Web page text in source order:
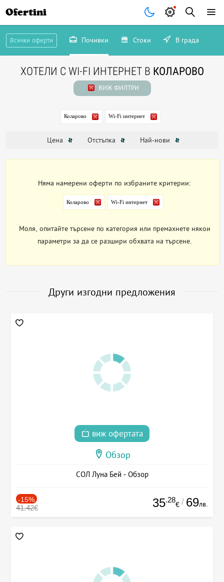
Ofertini
Всички оферти Почивки Стоки В града
ХОТЕЛИ С WI-FI ИНТЕРНЕТ В КОЛАРОВО
ВИЖ ФИЛТРИ
Коларово Wi-Fi интернет
Цена Отстъпка Най-нови
Няма намерени оферти по избраните критерии:
Коларово Wi-Fi интернет
Моля, опитайте търсене по категория или премахнете някои
параметри за да се разшири обхвата на търсене.
Други изгодни предложения
виж офертата
Обзор
СОЛ Луна Бей - Обзор
-15%
41.42€ 35.28
€ / 69лв.